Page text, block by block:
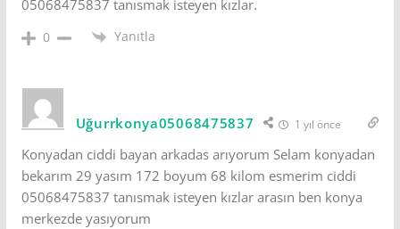
05068475837 tanısmak isteyen kızlar.
0 Yanıtla
Uğurrkonya05068475837 1 yıl önce
Konyadan ciddi bayan arkadas arıyorum Selam konyadan
bekarım 29 yasım 172 boyum 68 kilom esmerim ciddi
05068475837 tanısmak isteyen kızlar arasın ben konya
merkezde yasıyorum